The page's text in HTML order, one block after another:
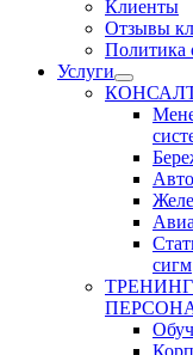
Клиенты
Отзывы
Политика
Услуги
сигм